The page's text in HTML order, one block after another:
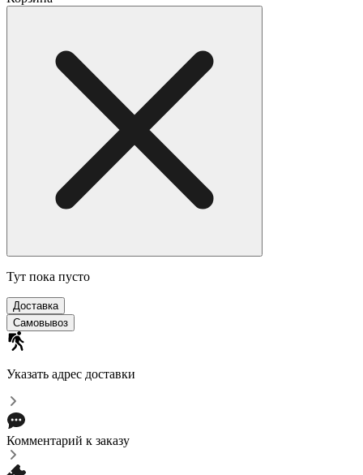
Тут пока пусто
Доставка
Cамовывоз
Указать адрес доставки
Комментарий к заказу